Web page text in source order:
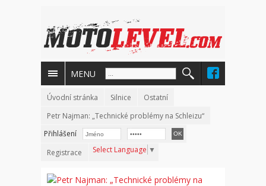
MENU
Úvodní stránka Silnice
Ostatní
Petr Najman: „Technické problémy na Schleizu“
Přihlášení
Registrace
Select Language ▼